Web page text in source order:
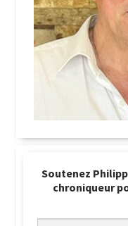
Soutenez
chroniqueur